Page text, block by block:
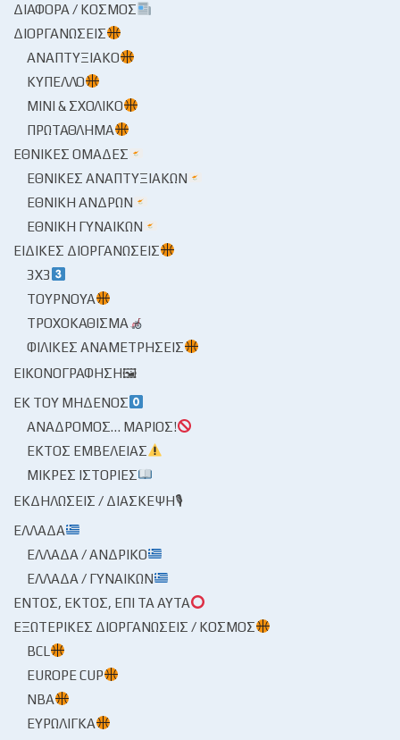
ΔΙΆΦΟΡΑ / ΚΌΣΜΟΣ
ΔΙΟΡΓΑΝΏΣΕΙΣ
ΑΝΑΠΤΥΞΙΑΚΌ
ΚΎΠΕΛΛΟ
ΜΊΝΙ & ΣΧΟΛΙΚΌ
ΠΡΩΤΆΘΛΗΜΑ
ΕΘΝΙΚΈΣ ΟΜΆΔΕΣ
ΕΘΝΙΚΈΣ ΑΝΑΠΤΥΞΙΑΚΏΝ
ΕΘΝΙΚΉ ΑΝΔΡΏΝ
ΕΘΝΙΚΉ ΓΥΝΑΙΚΏΝ
ΕΙΔΙΚΈΣ ΔΙΟΡΓΑΝΏΣΕΙΣ
3X3
ΤΟΥΡΝΟΥΆ
ΤΡΟΧΟΚΆΘΙΣΜΑ
ΦΙΛΙΚΈΣ ΑΝΑΜΕΤΡΉΣΕΙΣ
ΕΙΚΟΝΟΓΡΆΦΗΣΗ🖼
ΕΚ ΤΟΥ ΜΗΔΕΝΌΣ
ΑΝΆΔΡΟΜΟΣ… ΜΆΡΙΟΣ!
ΕΚΤΌΣ ΕΜΒΈΛΕΙΑΣ
ΜΙΚΡΈΣ ΙΣΤΟΡΊΕΣ
ΕΚΔΗΛΏΣΕΙΣ / ΔΙΆΣΚΕΨΗ🎙
ΕΛΛΆΔΑ
ΕΛΛΆΔΑ / ΑΝΔΡΙΚΌ
ΕΛΛΆΔΑ / ΓΥΝΑΙΚΏΝ
ΕΝΤΌΣ, ΕΚΤΌΣ, ΕΠΊ ΤΑ ΑΥΤΆ
ΕΞΩΤΕΡΙΚΈΣ ΔΙΟΡΓΑΝΏΣΕΙΣ / ΚΌΣΜΟΣ
BCL
EUROPE CUP
NBA
ΕΥΡΩΛΊΓΚΑ